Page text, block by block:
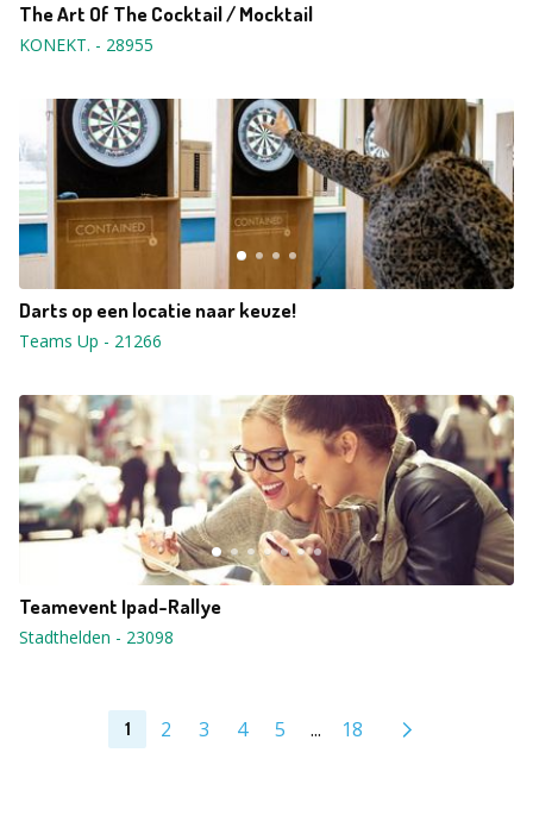
The Art Of The Cocktail / Mocktail
KONEKT. - 28955
Darts op een locatie naar keuze!
Teams Up - 21266
Teamevent Ipad-Rallye
Stadthelden - 23098
1 2 3 4 5 ... 18